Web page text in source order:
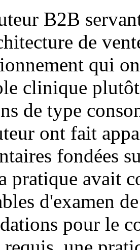
B2B
de
qui
clinique
de type
ont fait
fondées
pratique avait
d'examen
pour le